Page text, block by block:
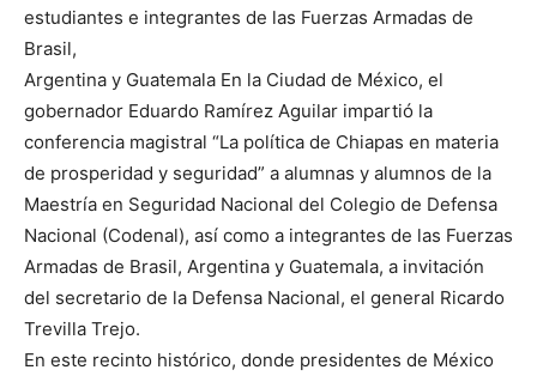
estudiantes e integrantes de las Fuerzas Armadas de
Brasil,
Argentina y Guatemala En la Ciudad de México, el
gobernador Eduardo Ramírez Aguilar impartió la
conferencia magistral “La política de Chiapas en materia
de prosperidad y seguridad” a alumnas y alumnos de la
Maestría en Seguridad Nacional del Colegio de Defensa
Nacional (Codenal), así como a integrantes de las Fuerzas
Armadas de Brasil, Argentina y Guatemala, a invitación
del secretario de la Defensa Nacional, el general Ricardo
Trevilla Trejo.
En este recinto histórico, donde presidentes de México